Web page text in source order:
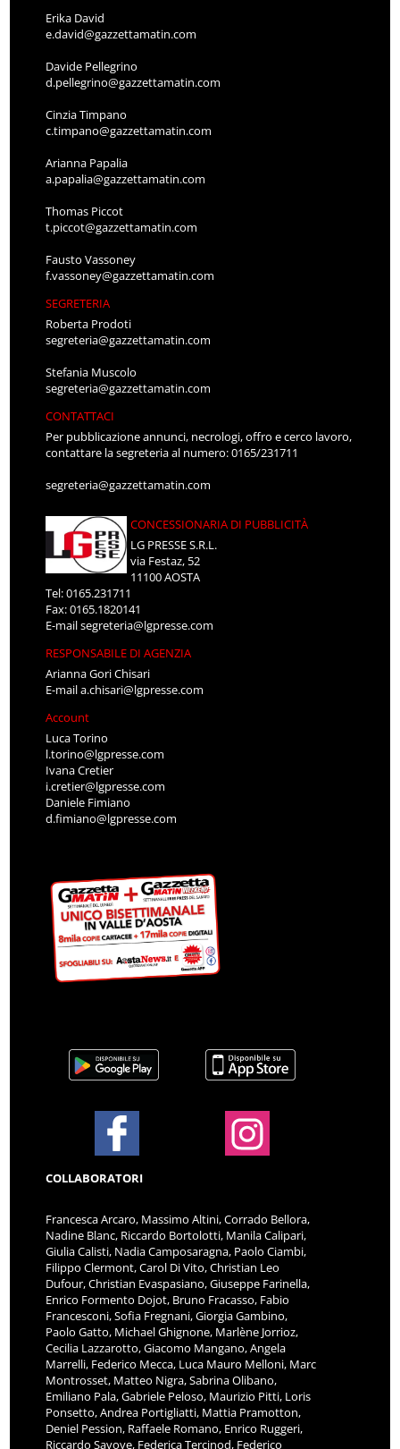
Erika David
e.david@gazzettamatin.com
Davide Pellegrino
d.pellegrino@gazzettamatin.com
Cinzia Timpano
c.timpano@gazzettamatin.com
Arianna Papalia
a.papalia@gazzettamatin.com
Thomas Piccot
t.piccot@gazzettamatin.com
Fausto Vassoney
f.vassoney@gazzettamatin.com
SEGRETERIA
Roberta Prodoti
segreteria@gazzettamatin.com
Stefania Muscolo
segreteria@gazzettamatin.com
CONTATTACI
Per pubblicazione annunci, necrologi, offro e cerco lavoro,
contattare la segreteria al numero: 0165/231711
segreteria@gazzettamatin.com
CONCESSIONARIA DI PUBBLICITÀ
LG PRESSE S.R.L.
via Festaz, 52
11100 AOSTA
Tel: 0165.231711
Fax: 0165.1820141
E-mailsegreteria@lgpresse.com
RESPONSABILE DI AGENZIA
Arianna Gori Chisari
E-maila.chisari@lgpresse.com
Account
Luca Torino
l.torino@lgpresse.com
Ivana Cretier
i.cretier@lgpresse.com
Daniele Fimiano
d.fimiano@lgpresse.com
COLLABORATORI
Francesca Arcaro, Massimo Altini, Corrado Bellora,
Nadine Blanc, Riccardo Bortolotti, Manila Calipari,
Giulia Calisti, Nadia Camposaragna, Paolo Ciambi,
Filippo Clermont, Carol Di Vito, Christian Leo
Dufour, Christian Evaspasiano, Giuseppe Farinella,
Enrico Formento Dojot, Bruno Fracasso, Fabio
Francesconi, Sofia Fregnani, Giorgia Gambino,
Paolo Gatto, Michael Ghignone, Marlène Jorrioz,
Cecilia Lazzarotto, Giacomo Mangano, Angela
Marrelli, Federico Mecca, Luca Mauro Melloni, Marc
Montrosset, Matteo Nigra, Sabrina Olibano,
Emiliano Pala, Gabriele Peloso, Maurizio Pitti, Loris
Ponsetto, Andrea Portigliatti, Mattia Pramotton,
Deniel Pession, Raffaele Romano, Enrico Ruggeri,
Riccardo Savoye, Federica Tercinod, Federico